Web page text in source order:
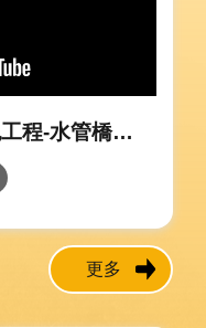
荖濃溪(里嶺)伏流水統包工程-水管橋工程_優質獎
更多